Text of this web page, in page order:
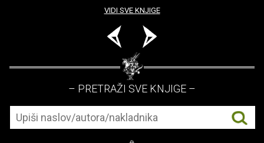
VIDI SVE KNJIGE
– PRETRAŽI SVE KNJIGE –